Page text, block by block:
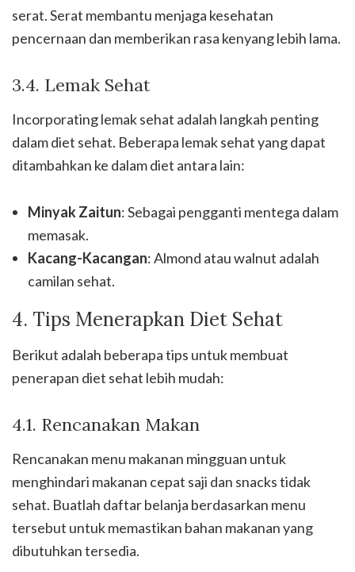
serat. Serat membantu menjaga kesehatan
pencernaan dan memberikan rasa kenyang lebih lama.
3.4. Lemak Sehat
Incorporating lemak sehat adalah langkah penting
dalam diet sehat. Beberapa lemak sehat yang dapat
ditambahkan ke dalam diet antara lain:
Minyak Zaitun: Sebagai pengganti mentega dalam
memasak.
Kacang-Kacangan: Almond atau walnut adalah
camilan sehat.
4. Tips Menerapkan Diet Sehat
Berikut adalah beberapa tips untuk membuat
penerapan diet sehat lebih mudah:
4.1. Rencanakan Makan
Rencanakan menu makanan mingguan untuk
menghindari makanan cepat saji dan snacks tidak
sehat. Buatlah daftar belanja berdasarkan menu
tersebut untuk memastikan bahan makanan yang
dibutuhkan tersedia.